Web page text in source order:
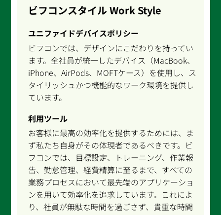
ビフコンスタイル Work Style
ユニファイドデバイスポリシー
ビフコンでは、デザインにこだわりを持ってい
ます。全社員が統一したデバイス（MacBook、
iPhone、AirPods、MOFTケース）を使用し、ス
タイリッシュかつ機能的なワーク環境を提供し
ています。
利用ツール
お客様に最高の効率化を提供するためには、ま
ず私たち自身がその体現者であるべきです。ビ
フコンでは、目標設定、トレーニング、作業報
告、勤怠管理、経費精算に至るまで、すべての
業務プロセスにおいて最先端のアプリケーショ
ンを用いて効率化を追求しています。これによ
り、社員が無駄な時間を過ごさず、貴重な時間